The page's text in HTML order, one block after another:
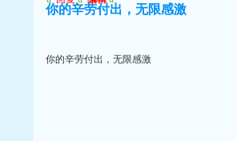
你的辛劳付出，无限感激
你的辛劳付出，无限感激